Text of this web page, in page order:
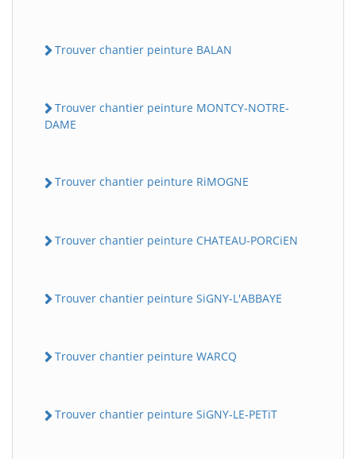
Trouver chantier peinture BALAN
Trouver chantier peinture MONTCY-NOTRE-
DAME
Trouver chantier peinture RiMOGNE
Trouver chantier peinture CHATEAU-PORCiEN
Trouver chantier peinture SiGNY-L'ABBAYE
Trouver chantier peinture WARCQ
Trouver chantier peinture SiGNY-LE-PETiT